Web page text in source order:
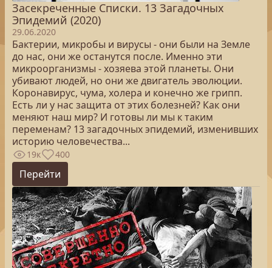
Засекреченные Списки. 13 Загадочных
Эпидемий (2020)
29.06.2020
Бактерии, микробы и вирусы - они были на Земле
до нас, они же останутся после. Именно эти
микроорганизмы - хозяева этой планеты. Они
убивают людей, но они же двигатель эволюции.
Коронавирус, чума, холера и конечно же грипп.
Есть ли у нас защита от этих болезней? Как они
меняют наш мир? И готовы ли мы к таким
переменам? 13 загадочных эпидемий, изменивших
историю человечества...
19к 400
Перейти